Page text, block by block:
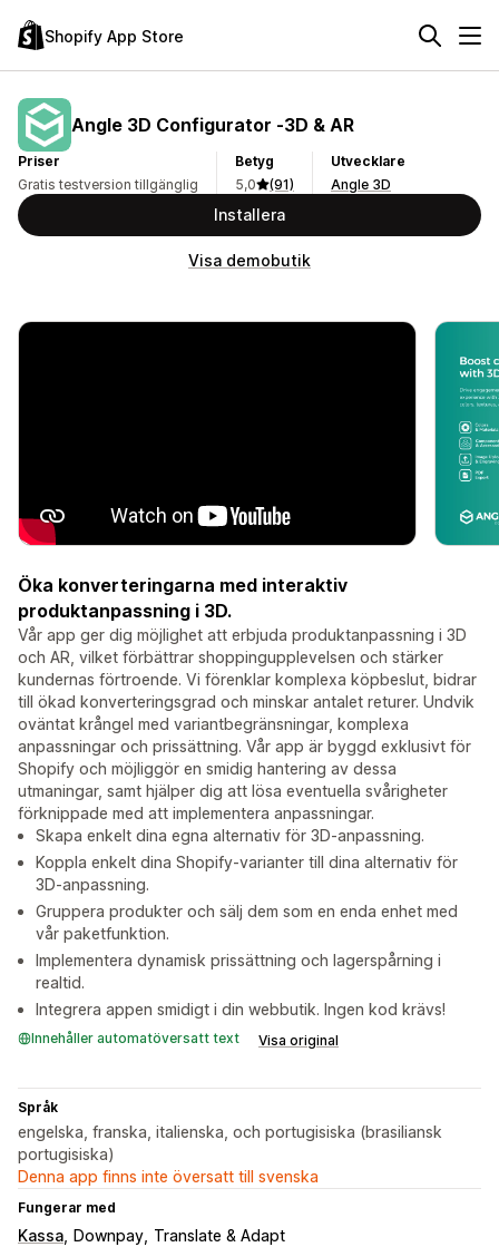
Shopify App Store
Angle 3D Configurator ‑3D & AR
Priser
Gratis testversion tillgänglig
Betyg
5,0
(91)
Utvecklare
Angle 3D
Installera
Visa demobutik
Öka konverteringarna med interaktiv
produktanpassning i 3D.
Vår app ger dig möjlighet att erbjuda produktanpassning i 3D
och AR, vilket förbättrar shoppingupplevelsen och stärker
kundernas förtroende. Vi förenklar komplexa köpbeslut, bidrar
till ökad konverteringsgrad och minskar antalet returer. Undvik
oväntat krångel med variantbegränsningar, komplexa
anpassningar och prissättning. Vår app är byggd exklusivt för
Shopify och möjliggör en smidig hantering av dessa
utmaningar, samt hjälper dig att lösa eventuella svårigheter
förknippade med att implementera anpassningar.
Skapa enkelt dina egna alternativ för 3D-anpassning.
Koppla enkelt dina Shopify-varianter till dina alternativ för
3D-anpassning.
Gruppera produkter och sälj dem som en enda enhet med
vår paketfunktion.
Implementera dynamisk prissättning och lagerspårning i
realtid.
Integrera appen smidigt i din webbutik. Ingen kod krävs!
Innehåller automatöversatt text Visa original
Språk
engelska, franska, italienska, och portugisiska (brasiliansk
portugisiska)
Denna app finns inte översatt till svenska
Fungerar med
Kassa Downpay Translate & Adapt